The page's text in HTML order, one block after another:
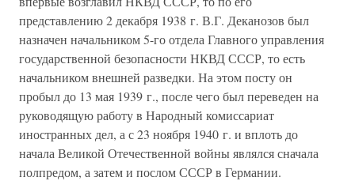
представлению 2 декабря 1938 г. В.Г. Деканозов был
назначен начальником 5-го отдела Главного управления
государственной безопасности НКВД СССР, то есть
начальником внешней разведки. На этом посту он
пробыл до 13 мая 1939 г., после чего был переведен на
руководящую работу в Народный комиссариат
иностранных дел, а с 23 ноября 1940 г. и вплоть до
начала Великой Отечественной войны являлся сначала
полпредом, а затем и послом СССР в Германии.